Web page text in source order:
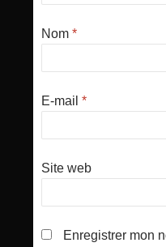
Nom *
E-mail *
Site web
Enregistrer mon